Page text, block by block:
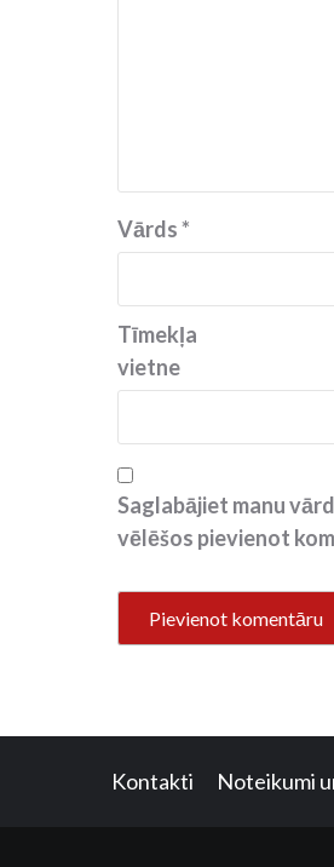
Vārds*
Tīmekļa
vietne
Saglabājiet manu
vēlēšos pievienot
Kontakti Noteikumi